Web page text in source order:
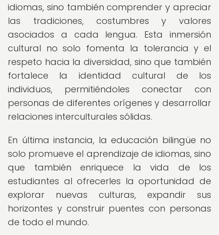
idiomas, sino también comprender y apreciar
las tradiciones, costumbres y valores
asociados a cada lengua. Esta inmersión
cultural no solo fomenta la tolerancia y el
respeto hacia la diversidad, sino que también
fortalece la identidad cultural de los
individuos, permitiéndoles conectar con
personas de diferentes orígenes y desarrollar
relaciones interculturales sólidas.
En última instancia, la educación bilingüe no
solo promueve el aprendizaje de idiomas, sino
que también enriquece la vida de los
estudiantes al ofrecerles la oportunidad de
explorar nuevas culturas, expandir sus
horizontes y construir puentes con personas
de todo el mundo.